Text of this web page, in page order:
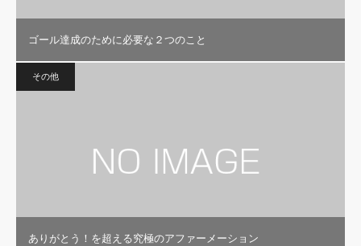
ゴール達成のために必要な２つのこと
その他
ありがとう！を超える究極のアファーメーション